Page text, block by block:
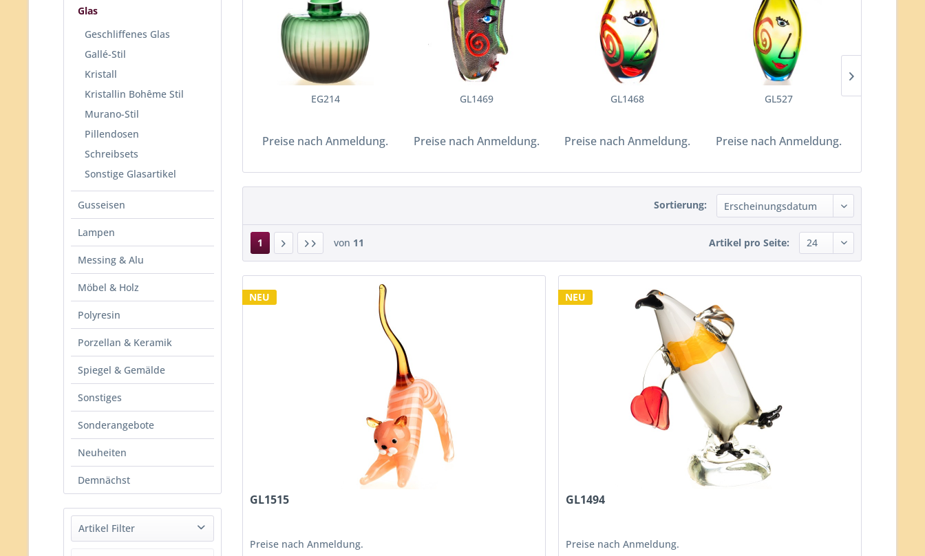
Glas
Geschliffenes Glas
Gallé-Stil
Kristall
Kristallin Bohême Stil
Murano-Stil
Pillendosen
Schreibsets
Sonstige Glasartikel
Gusseisen
Lampen
Messing & Alu
Möbel & Holz
Polyresin
Porzellan & Keramik
Spiegel & Gemälde
Sonstiges
Sonderangebote
Neuheiten
Demnächst
Artikel Filter
EG214
Preise nach Anmeldung.
GL1469
Preise nach Anmeldung.
GL1468
Preise nach Anmeldung.
GL527
Preise nach Anmeldung.
Sortierung:
1 von 11 Artikel pro Seite:
NEU
GL1515
Preise nach Anmeldung.
NEU
GL1494
Preise nach Anmeldung.